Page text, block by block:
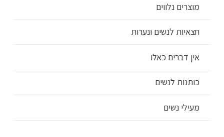
מוצרים נלווים
חצאיות לנשים ונערות
אין דברים כאלו
כותנות לנשים
מעילי נשים